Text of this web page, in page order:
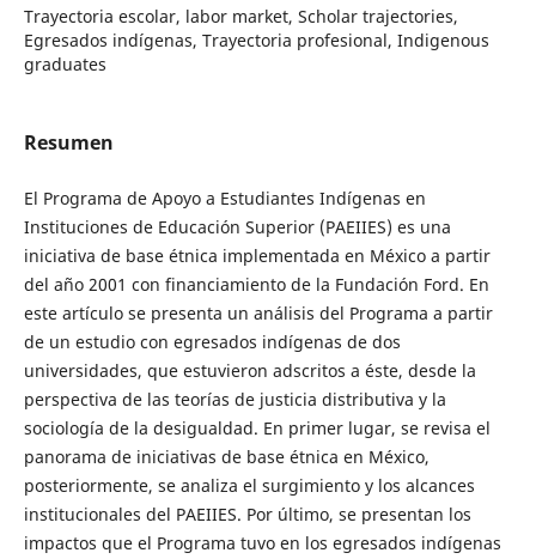
Trayectoria escolar, labor market, Scholar trajectories,
Egresados indígenas, Trayectoria profesional, Indigenous
graduates
Resumen
El Programa de Apoyo a Estudiantes Indígenas en
Instituciones de Educación Superior (PAEIIES) es una
iniciativa de base étnica implementada en México a partir
del año 2001 con financiamiento de la Fundación Ford. En
este artículo se presenta un análisis del Programa a partir
de un estudio con egresados indígenas de dos
universidades, que estuvieron adscritos a éste, desde la
perspectiva de las teorías de justicia distributiva y la
sociología de la desigualdad. En primer lugar, se revisa el
panorama de iniciativas de base étnica en México,
posteriormente, se analiza el surgimiento y los alcances
institucionales del PAEIIES. Por último, se presentan los
impactos que el Programa tuvo en los egresados indígenas